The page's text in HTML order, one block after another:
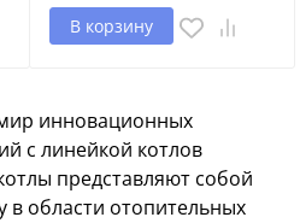
В корзину
инновационных
с линейкой котлов
представляют собой
области отопительных